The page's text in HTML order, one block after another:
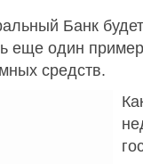
Банк
еще один
средств.